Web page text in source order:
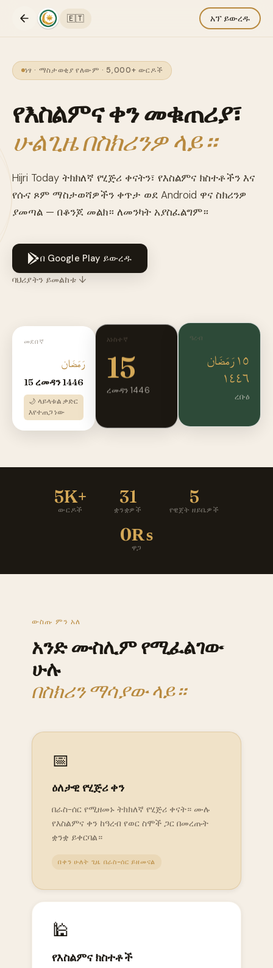
🇪🇹 አፕ ይውረዱ
ነፃ · ማስታወቂያ የለውም · 5,000+ ውርዶች
የእስልምና ቀን መቁጠሪያ፣
ሁልጊዜ በስክሪንዎ ላይ።
Hijri Today ትክክለኛ የሂጅሪ ቀናትን፣ የእስልምና ክስተቶችን እና
የሱና ጾም ማስታወሻዎችን ቀጥታ ወደ Android ዋና ስክሪንዎ
ያመጣል — በቆንጆ መልክ። ለመንካት አያስፈልግም።
በ Google Play ይውረዱ
ባህሪያትን ይመልከቱ ↓
መደበኛ
رَمَضَان
15 ረመዳን 1446
🌙 ላይላቱል ቃድር
እየተጠጋ ነው
አነስተኛ
15
ረመዳን 1446
ዓረብ
١٥ رَمَضَان
١٤٤٦
ረቡዕ
5K+
ውርዶች
31
ቋንቋዎች
5
የዊጀት ዘይቤዎች
0₨
ዋጋ
ውስጡ ምን አለ
አንድ ሙስሊም የሚፈልገው
ሁሉ
በስክሪን ማሳያው ላይ።
📅
ዕለታዊ የሂጅሪ ቀን
በራስ-ሰር የሚዘመኑ ትክክለኛ የሂጅሪ ቀናት። ሙሉ
የእስልምና ቀን ከዓረብ የወር ስሞች ጋር በመረጡት
ቋንቋ ይቀርባል።
በቀን ሁለት ጊዜ በራስ-ሰር ይዘመናል
🕌
የእስልምና ክስተቶች